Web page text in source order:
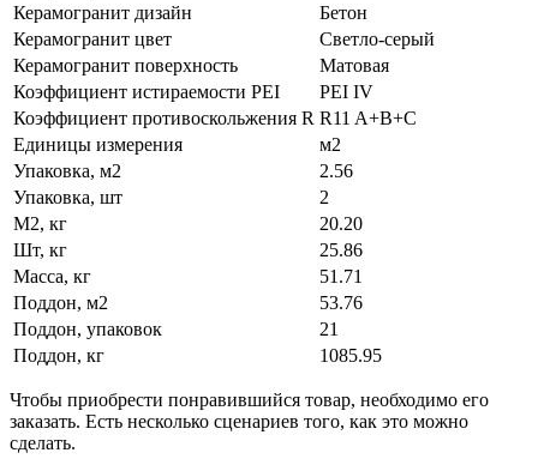
Керамогранит дизайн
Бетон
Керамогранит цвет
Светло-серый
Керамогранит поверхность
Матовая
Коэффициент истираемости PEI
PEI IV
Коэффициент противоскольжения R R11 A+B+C
Единицы измерения
м2
Упаковка, м2
2.56
Упаковка, шт
2
М2, кг
20.20
Шт, кг
25.86
Масса, кг
51.71
Поддон, м2
53.76
Поддон, упаковок
21
Поддон, кг
1085.95
Чтобы приобрести понравившийся товар, необходимо его
заказать. Есть несколько сценариев того, как это можно
сделать.